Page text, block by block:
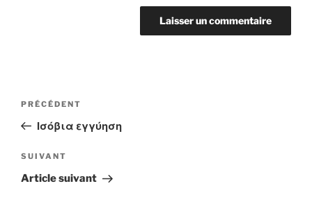
Navigation
l’article
Article
précédent
PRÉCÉDENT
Ισόβια εγγύηση
Article
suivant
SUIVANT
Article suivant